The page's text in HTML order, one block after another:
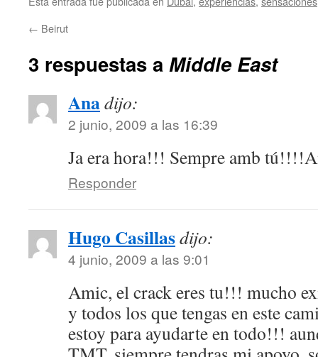
← Beirut
3 respuestas a Middle East
Anadijo:
2 junio, 2009 a las 16:39
Ja era hora!!! Sempre amb
Responder
Hugo Casillasdijo:
4 junio, 2009 a las 9:01
Amic, el crack eres tu!!! mucho
y todos los que tengas en este
estoy para ayudarte en todo!!!